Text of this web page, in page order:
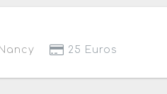
25 Euros